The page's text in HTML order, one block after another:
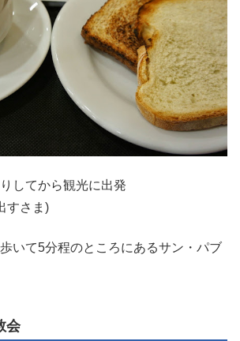
してから観光に出発
いて5分程のところにあるサン・パブ
会